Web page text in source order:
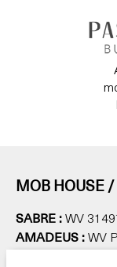
MOB HOUSE
SABRE : WV
AMADEUS : WV